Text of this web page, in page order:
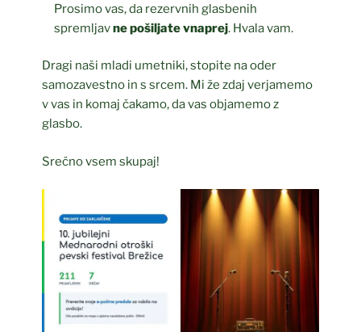
Prosimo vas, da rezervnih glasbenih
spremljavne pošiljate vnaprej. Hvala vam.
Dragi naši mladi umetniki, stopite na oder
samozavestno in s srcem. Mi že zdaj verjamemo
v vas in komaj čakamo, da vas objamemo z
glasbo.
Srečno vsem skupaj!